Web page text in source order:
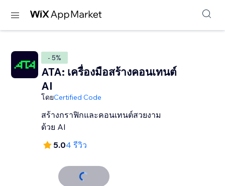
- 5%
ATA: เครื่องมือสร้างคอนเทนต์
AI
โดยCertified Code
สร้างกราฟิกและคอนเทนต์สวยงาม
ด้วย AI
5.04 รีวิว